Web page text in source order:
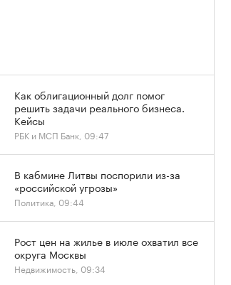
Как облигационный долг помог
решить задачи реального бизнеса.
Кейсы
РБК и МСП Банк, 09:47
В кабмине Литвы поспорили из-за
«российской угрозы»
Политика, 09:44
Рост цен на жилье в июле охватил все
округа Москвы
Недвижимость, 09:34